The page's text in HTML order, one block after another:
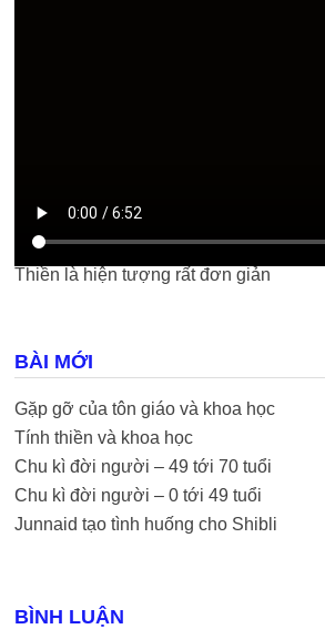
Thiền là hiện tượng rất đơn giản
BÀI MỚI
Gặp gỡ của tôn giáo và khoa học
Tính thiền và khoa học
Chu kì đời người – 49 tới 70 tuổi
Chu kì đời người – 0 tới 49 tuổi
Junnaid tạo tình huống cho Shibli
BÌNH LUẬN